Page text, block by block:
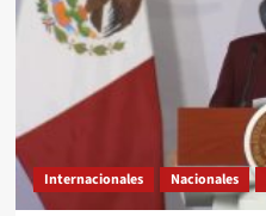
Internacionales Nacionales